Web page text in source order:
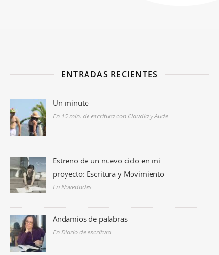
ENTRADAS RECIENTES
Un minuto
En 15 min. de escritura con Claudia y Aude
Estreno de un nuevo ciclo en mi
proyecto: Escritura y Movimiento
En Novedades
Andamios de palabras
En Diario de escritura